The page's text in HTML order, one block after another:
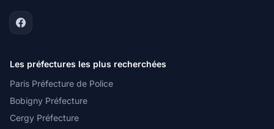
Les préfectures les plus recherchées
Paris Préfecture de Police
Bobigny Préfecture
Cergy Préfecture